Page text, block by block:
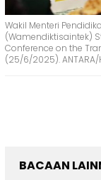
Wakil Menteri
(Wamendiktisaintek)
Conference on the
(25/6/2025).
BACAAN